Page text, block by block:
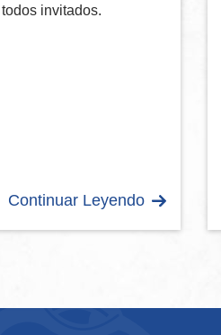
invitados.
Continuar Leyendo